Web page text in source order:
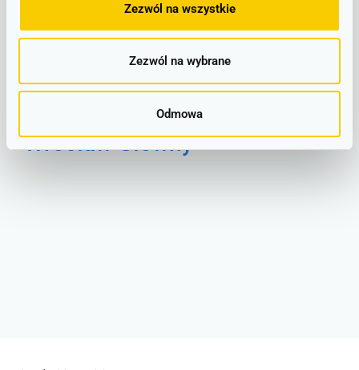
Zezwól na wszystkie
Zezwól na wybrane
Odmowa
Wrocław Główny